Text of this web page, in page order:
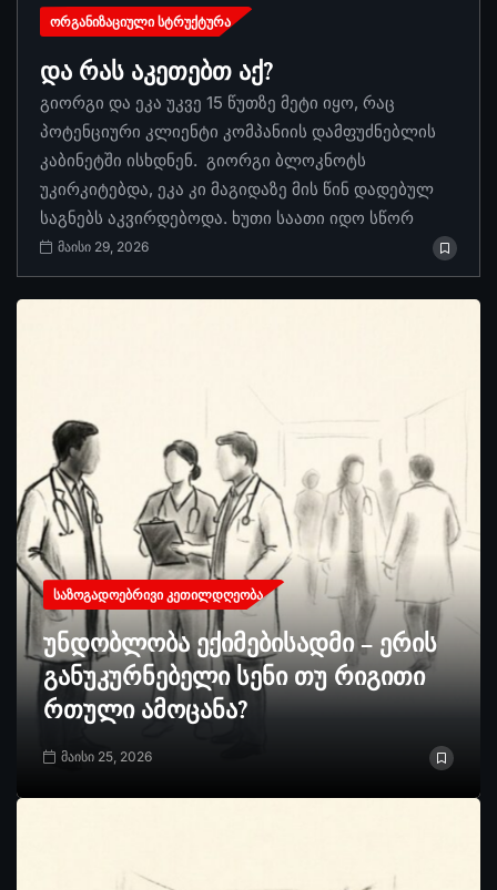
ᲝᲠᲒᲐᲜᲘᲖᲐᲪᲘᲣᲚᲘ ᲡᲢᲠᲣᲥᲢᲣᲠᲐ
და რას აკეთებთ აქ?
გიორგი და ეკა უკვე 15 წუთზე მეტი იყო, რაც
პოტენციური კლიენტი კომპანიის დამფუძნებლის
კაბინეტში ისხდნენ. გიორგი ბლოკნოტს
უკირკიტებდა, ეკა კი მაგიდაზე მის წინ დადებულ
საგნებს აკვირდებოდა. ხუთი საათი იდო სწორ
მაისი 29, 2026
ᲡᲐᲖᲝᲒᲐᲓᲝᲔᲑᲠᲘᲕᲘ ᲙᲔᲗᲘᲚᲓᲦᲔᲝᲑᲐ
უნდობლობა ექიმებისადმი – ერის
განუკურნებელი სენი თუ რიგითი
რთული ამოცანა?
მაისი 25, 2026